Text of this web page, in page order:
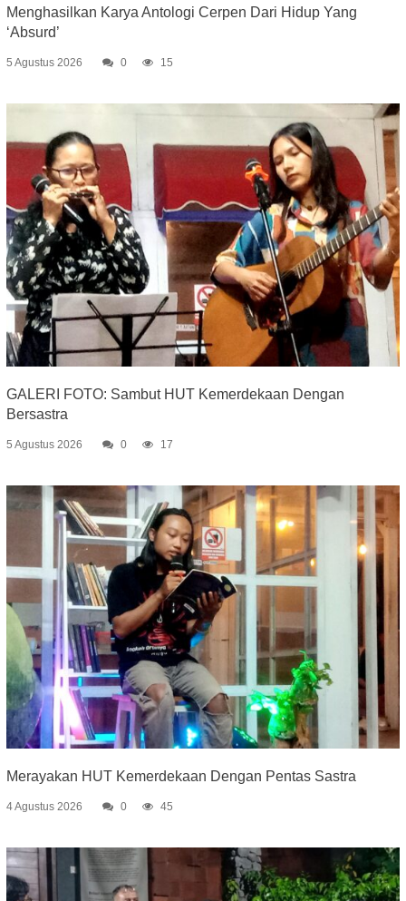
Menghasilkan Karya Antologi Cerpen Dari Hidup Yang
‘Absurd’
5 Agustus 2026 0 15
GALERI FOTO: Sambut HUT Kemerdekaan Dengan
Bersastra
5 Agustus 2026 0 17
Merayakan HUT Kemerdekaan Dengan Pentas Sastra
4 Agustus 2026 0 45